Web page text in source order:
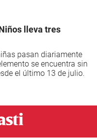
lleva tres
pasan diariamente
se encuentra sin
el último 13 de julio.